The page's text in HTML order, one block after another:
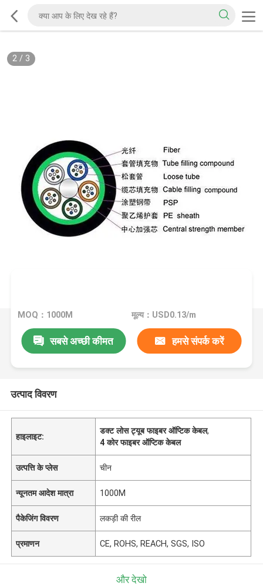
2/ 3
MOQ：1000M मूल्य：USD0.13/m
सबसे अच्छी कीमत हमसे संपर्क करें
उत्पाद विवरण
हाइलाइट:
डक्ट लोस ट्यूब फाइबर ऑप्टिक केबल,
4 कोर फाइबर ऑप्टिक केबल
उत्पत्ति के प्लेस चीन
न्यूनतम आदेश मात्रा 1000M
पैकेजिंग विवरण लकड़ी की रील
प्रमाणन CE, ROHS, REACH, SGS, ISO
और देखो